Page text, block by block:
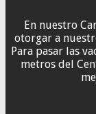
En nuestro
otorgar a
Para pasar las
metros del